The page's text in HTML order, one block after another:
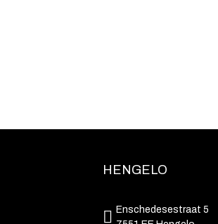
HENGELO
Enschedesestraat 5